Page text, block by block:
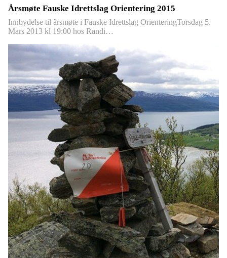
Årsmøte Fauske Idrettslag Orientering 2015
Innbydelse til årsmøte i Fauske Idrettslag OrienteringTorsdag 5.
Mars 2013 kl 19:00 hos Randi…